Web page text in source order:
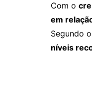
Com o
em
Segundo
níveis